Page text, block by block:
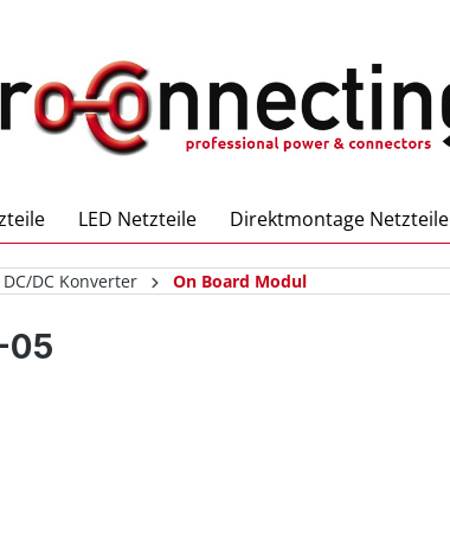
LED Netzteile Direktmontage Netzteile
DC/DC Konverter On Board Modul
05